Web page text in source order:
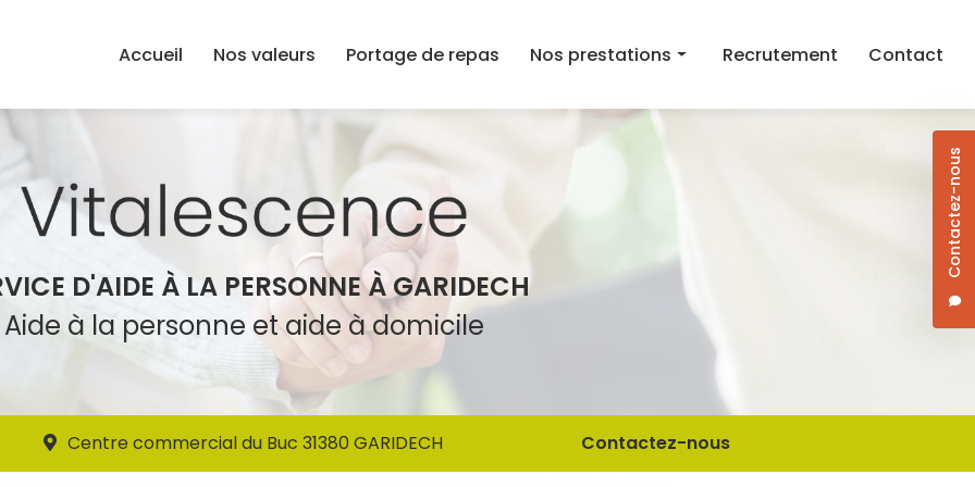
Contactez-nous
Accueil
Nos valeurs Portage de repas Nos prestations
Aide au maintien à domicile
Aide à la mobilité
Jardinage/Bricolage
Recrutement Contact
D'AIDE À LA PERSONNE À GARIDECH
Aide à la personne et aide à domicile
Centre commercial du Buc 31380 GARIDECH Contactez-nous